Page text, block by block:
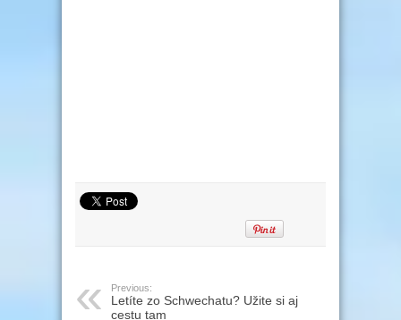
Previous:
Letíte zo Schwechatu? Užite si aj
cestu tam